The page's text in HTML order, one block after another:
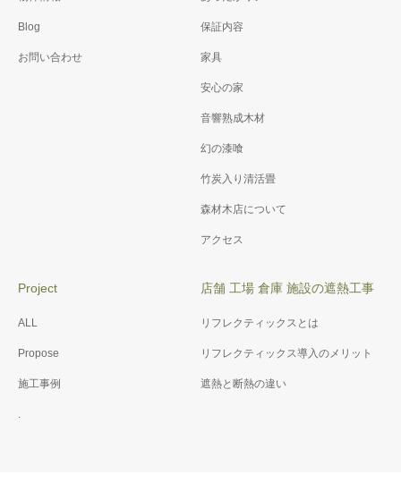
Blog
お問い合わせ
保証内容
家具
安心の家
音響熟成木材
幻の漆喰
竹炭入り清活畳
森材木店について
アクセス
Project
ALL
Propose
施工事例
店舗 工場 倉庫 施設の遮熱工事
リフレクティックスとは
リフレクティックス導入のメリット
遮熱と断熱の違い